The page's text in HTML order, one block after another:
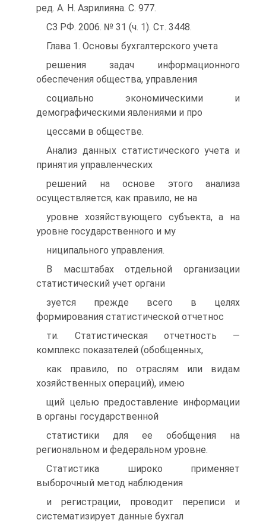
ред. А. Н. Азрилияна. С. 977.
СЗ РФ. 2006. № 31 (ч. 1). Ст. 3448.
Глава 1. Основы бухгалтерского учета
решения задач информационного
обеспечения общества, управления
социально экономическими и
демографическими явлениями и про
цессами в обществе.
Анализ данных статистического учета и
принятия управленческих
решений на основе этого анализа
осуществляется, как правило, не на
уровне хозяйствующего субъекта, а на
уровне государственного и му
ниципального управления.
В масштабах отдельной организации
статистический учет органи
зуется прежде всего в целях
формирования статистической отчетнос
ти. Статистическая отчетность —
комплекс показателей (обобщенных,
как правило, по отраслям или видам
хозяйственных операций), имею
щий целью предоставление информации
в органы государственной
статистики для ее обобщения на
региональном и федеральном уровне.
Статистика широко применяет
выборочный метод наблюдения
и регистрации, проводит переписи и
систематизирует данные бухгал